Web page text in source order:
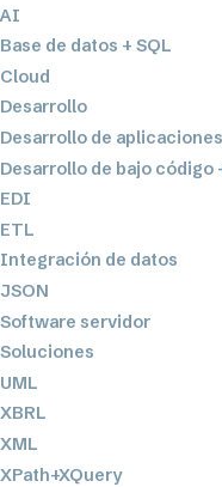
AI
Base de datos + SQL
Cloud
Desarrollo
Desarrollo de
Desarrollo de bajo código
EDI
ETL
Integración de datos
JSON
Software servidor
Soluciones
UML
XBRL
XML
XPath+XQuery